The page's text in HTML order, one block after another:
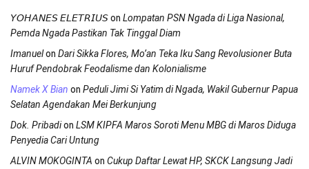
𝘠𝘖𝘏𝘈𝘕𝘌𝘚 𝘌𝘓𝘌𝘛𝘙𝘐𝘜𝘚on Lompatan PSN Ngada di Liga Nasional,
Pemda Ngada Pastikan Tak Tinggal Diam
Imanuelon Dari Sikka Flores, Mo’an Teka Iku Sang Revolusioner Buta
Huruf Pendobrak Feodalisme dan Kolonialisme
Namek X Bian on Peduli Jimi Si Yatim di Ngada, Wakil Gubernur Papua
Selatan Agendakan Mei Berkunjung
Dok. Pribadion LSM KIPFA Maros Soroti Menu MBG di Maros Diduga
Penyedia Cari Untung
ALVIN MOKOGINTA on Cukup Daftar Lewat HP, SKCK Langsung Jadi